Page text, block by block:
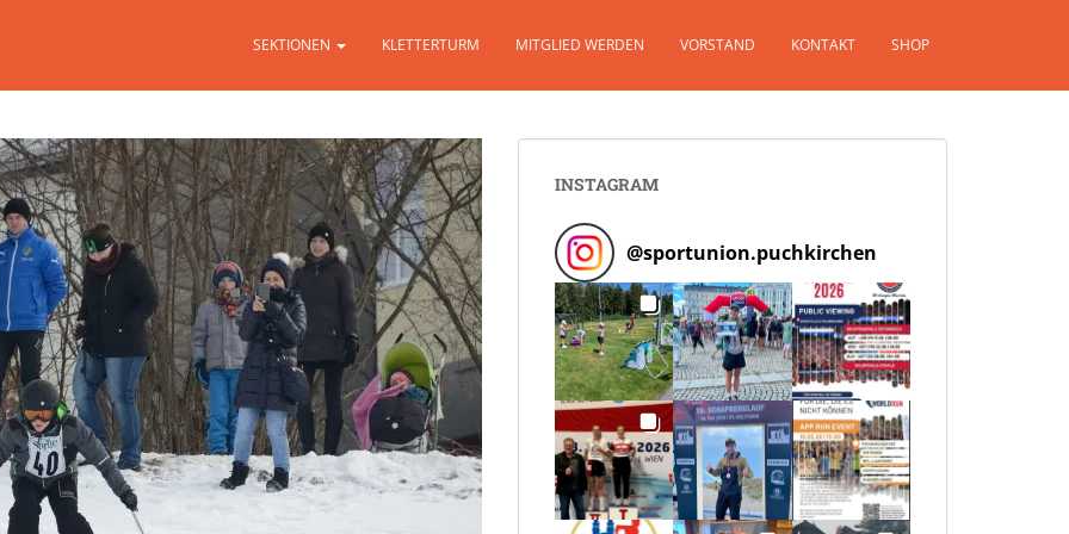
SEKTIONEN KLETTERTURM MITGLIED WERDEN VORSTAND KONTAKT SHOP
INSTAGRAM
@sportunion.puchkirchen